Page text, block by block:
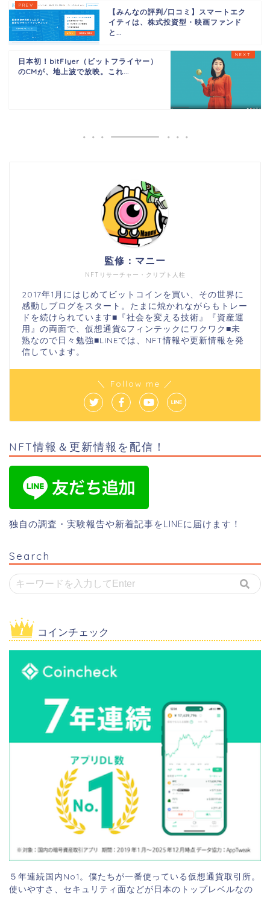
【みんなの評判/口コミ】スマートエク
イティは、株式投資型・映画ファンド
と...
日本初！bitFlyer（ビットフライヤー）
のCMが、地上波で放映。これ...
NFTリサーチャー・クリプト人柱
監修：マニー
2017年1月にはじめてビットコインを買い、その世界に
感動しブログをスタート。たまに焼かれながらもトレー
ドを続けられています■『社会を変える技術』『資産運
用』の両面で、仮想通貨&フィンテックにワクワク■未
熟なので日々勉強■LINEでは、NFT情報や更新情報を発
信しています。
＼ Follow me ／
NFT情報＆更新情報を配信！
独自の調査・実験報告や新着記事をLINEに届けます！
Search
コインチェック
５年連続国内No1。僕たちが一番使っている仮想通貨取引所。
使いやすさ、セキュリティ面などが日本のトップレベルなの